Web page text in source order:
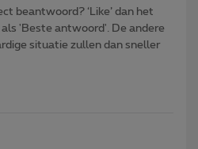
beantwoord? ‘Like’ dan het
'Beste antwoord'. De andere
situatie zullen dan sneller